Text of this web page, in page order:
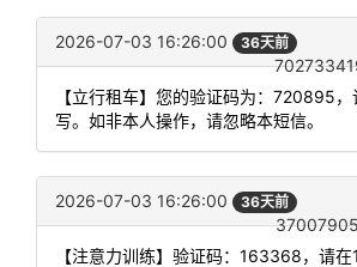
2026-07-03 16:26:00 36天前
【立行租车】您的验证码为：720895
写。如非本人操作，请忽略本短信。
2026-07-03 16:26:00 36天前
【注意力训练】验证码：163368，请